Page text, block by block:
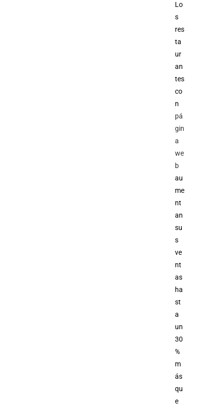
Lo
s
res
ta
ur
an
tes
co
n
pá
gin
a
we
b
au
me
nt
an
su
s
ve
nt
as
ha
st
a
un
30
%
m
ás
qu
e